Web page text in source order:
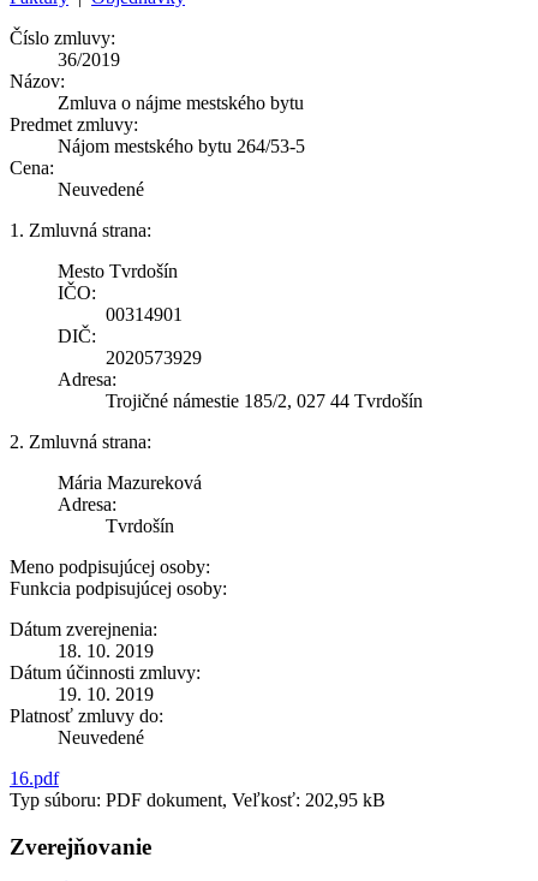
Číslo zmluvy:
36/2019
Názov:
Zmluva o nájme mestského bytu
Predmet zmluvy:
Nájom mestského bytu 264/53-5
Cena:
Neuvedené
1. Zmluvná strana:
Mesto Tvrdošín
IČO:
00314901
DIČ:
2020573929
Adresa:
Trojičné námestie 185/2, 027 44 Tvrdošín
2. Zmluvná strana:
Mária Mazureková
Adresa:
Tvrdošín
Meno podpisujúcej osoby:
Funkcia podpisujúcej osoby:
Dátum zverejnenia:
18. 10. 2019
Dátum účinnosti zmluvy:
19. 10. 2019
Platnosť zmluvy do:
Neuvedené
16.pdf
Typ súboru: PDF dokument, Veľkosť: 202,95 kB
Zverejňovanie